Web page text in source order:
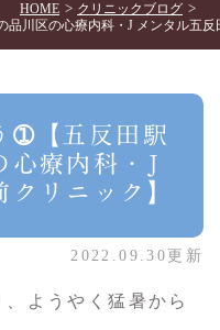
HOME
クリニックブログ
川区の心療内科・J メンタル五
➀【五反田駅
心療内科・J
クリニック】
2022.09.30更新
ようやく猛暑から